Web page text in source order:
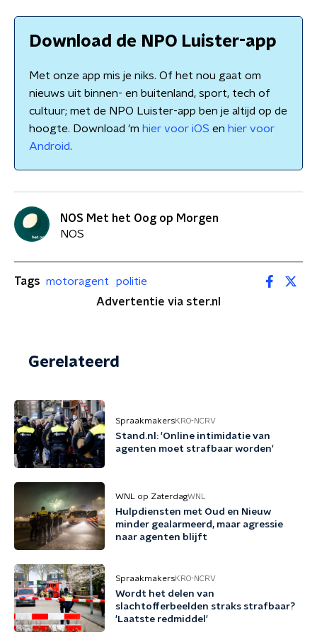
Download de NPO Luister-app
Met onze app mis je niks. Of het nou gaat om
nieuws uit binnen- en buitenland, sport, tech of
cultuur; met de NPO Luister-app ben je altijd op de
hoogte. Download 'm hier voor iOS en hier voor
Android.
NOS Met het Oog op Morgen
NOS
Tags motoragent
politie
Advertentie via ster.nl
Gerelateerd
SpraakmakersKRO-NCRV
Stand.nl: 'Online intimidatie van
agenten moet strafbaar worden'
WNL op ZaterdagWNL
Hulpdiensten met Oud en Nieuw
minder gealarmeerd, maar agressie
naar agenten blijft
SpraakmakersKRO-NCRV
Wordt het delen van
slachtofferbeelden straks strafbaar?
'Laatste redmiddel'